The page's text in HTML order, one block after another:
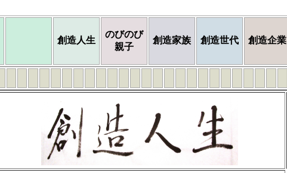
創造人生
のびのび
親子
創造家族 創造世代 創造企業